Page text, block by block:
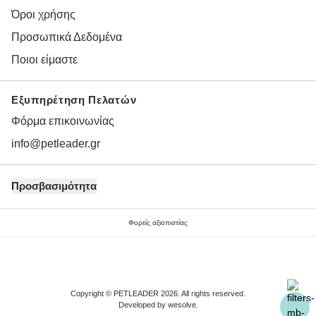
Όροι χρήσης
Προσωπικά Δεδομένα
Ποιοι είμαστε
Εξυπηρέτηση Πελατών
Φόρμα επικοινωνίας
info@petleader.gr
Προσβασιμότητα
Φορείς αξιοπιστίας
Copyright © PETLEADER 2026. All rights reserved.
Developed by wesolve.